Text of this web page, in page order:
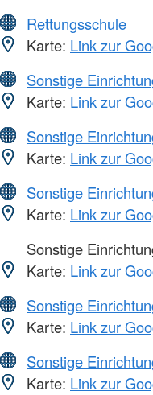
Rettungsschule
Karte: Link zur
Sonstige
Karte: Link zur
Sonstige
Karte: Link zur
Sonstige
Karte: Link zur
Sonstige
Karte: Link zur
Sonstige
Karte: Link zur
Sonstige
Karte: Link zur